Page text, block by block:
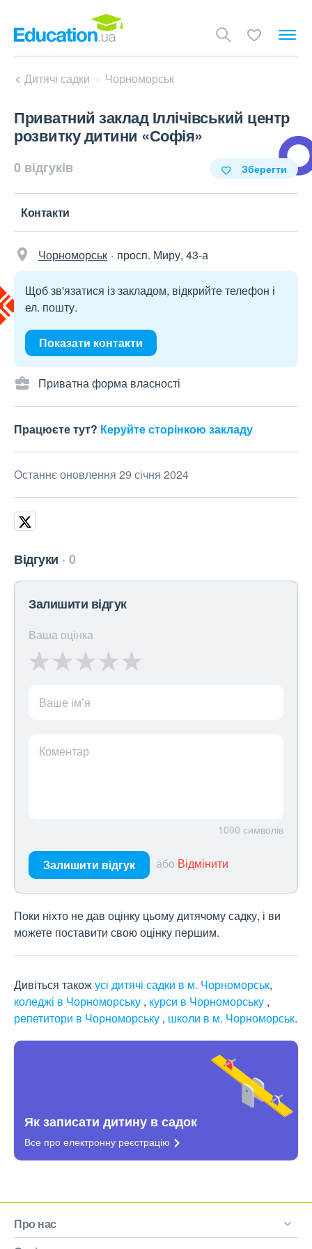
Дитячі садки Чорноморськ
Приватний заклад Іллічівський центр
розвитку дитини «Софія»
0 відгуків Зберегти
Контакти
Чорноморськ просп. Миру, 43-а
Щоб зв'язатися із закладом, відкрийте телефон і
ел. пошту.
Показати контакти
Приватна форма власності
Працюєте тут? Керуйте сторінкою закладу
Останнє оновлення 29 січня 2024
Відгуки 0
Залишити відгук
Ваша оцінка
Ваше ім’я
Коментар
1000 символів
Залишити відгук або Відмінити
Поки ніхто не дав оцінку цьому дитячому садку, і ви
можете поставити свою оцінку першим.
Дивіться такожусі дитячі садки в м. Чорноморськ,
коледжі в Чорноморську , курси в Чорноморську ,
репетитори в Чорноморську , школи в м. Чорноморськ.
Як записати дитину в садок
Все про електронну реєстрацію
Про нас